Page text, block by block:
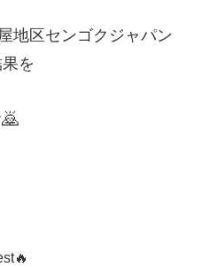
地区センゴクジャパン
を
🙇